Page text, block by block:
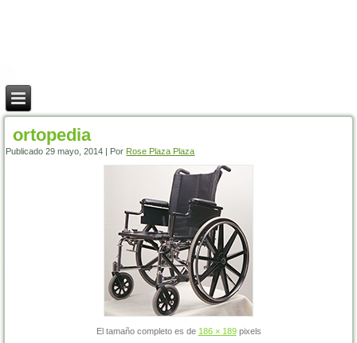
ortopedia
Publicado 29 mayo, 2014 Por Rose Plaza Plaza
El tamaño completo es de 186 × 189pixels